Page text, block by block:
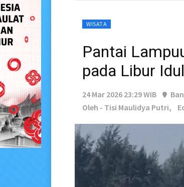
WISATA
Pantai
pada Libur
24 Mar 2026 23:29 WIB
Oleh - Tisi Maulidya Putri,